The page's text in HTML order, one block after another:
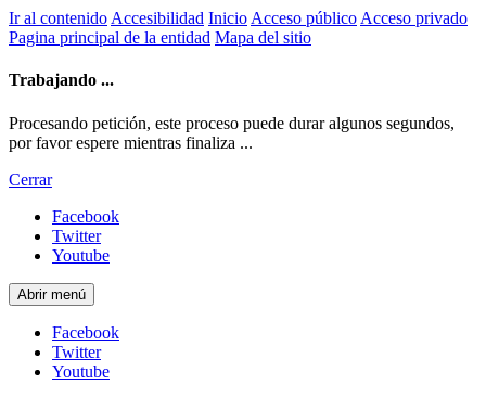
Ir al contenido Accesibilidad Inicio Acceso público Acceso privado
Pagina principal de la entidad Mapa del sitio
Trabajando ...
Procesando petición, este proceso puede durar algunos segundos,
por favor espere mientras finaliza ...
Cerrar
Facebook
Twitter
Youtube
Abrir menú
Facebook
Twitter
Youtube